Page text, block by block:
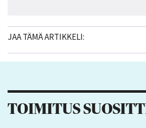
JAA TÄMÄ ARTIKKELI:
TOIMITUS